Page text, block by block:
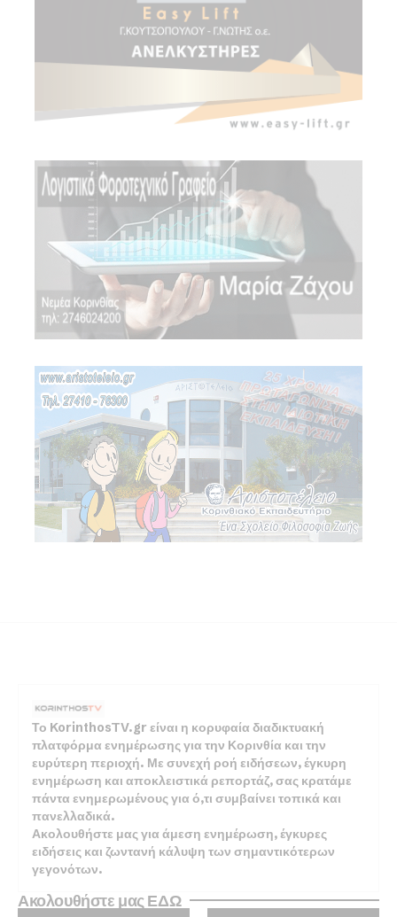
Το KorinthosTV.gr είναι η κορυφαία διαδικτυακή
πλατφόρμα ενημέρωσης για την Κορινθία και την
ευρύτερη περιοχή. Με συνεχή ροή ειδήσεων, έγκυρη
ενημέρωση και αποκλειστικά ρεπορτάζ, σας κρατάμε
πάντα ενημερωμένους για ό,τι συμβαίνει τοπικά και
πανελλαδικά.
Ακολουθήστε μας για άμεση ενημέρωση, έγκυρες
ειδήσεις και ζωντανή κάλυψη των σημαντικότερων
γεγονότων.
Ακολουθήστε μας ΕΔΩ